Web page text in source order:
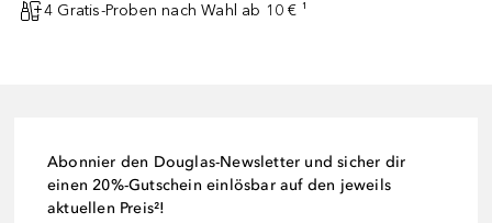
4 Gratis-Proben nach Wahl ab 10 € ¹
Abonnier den Douglas-Newsletter und sicher dir
einen 20%-Gutschein einlösbar auf den jeweils
aktuellen Preis²!